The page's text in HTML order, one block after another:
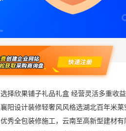
选择欣果铺子礼品礼盒 经营灵活多重收益